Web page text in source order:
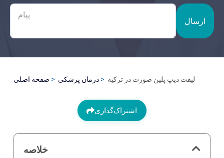
ارسال
صفحه اصلی درمان پزشکی لیفت دیپ پلین صورت در ترکیه
اشتراک‌گذاری
خلاصه